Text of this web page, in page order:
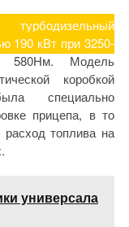
190 кВт при 3250-
580Нм. Модель
коробкой
специально
прицепа, в то
топлива на
универсала